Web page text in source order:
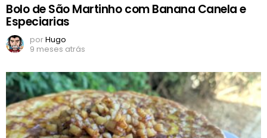
Bolo de São Martinho com Banana Canela e
Especiarias
porHugo
9 meses atrás